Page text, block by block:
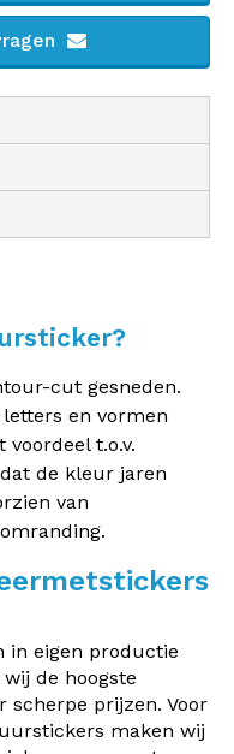
cut gesneden.
en vormen
t.o.v.
de kleur jaren
van
in eigen productie
de hoogste
scherpe prijzen. Voor
maken wij